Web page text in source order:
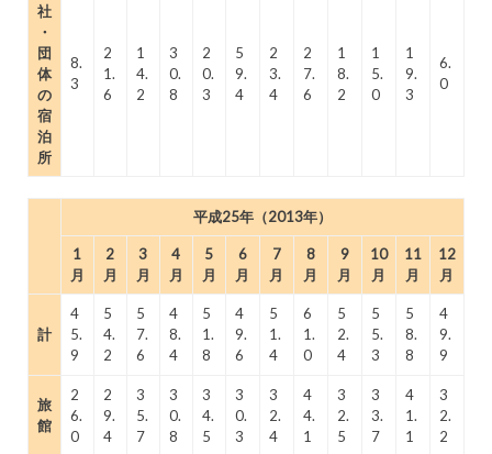
社
・
団
体
の
宿
泊
所
8.
3
2
1.
6
1
4.
2
3
0.
8
2
0.
3
5
9.
4
2
3.
4
2
7.
6
1
8.
2
1
5.
0
1
9.
3
6.
0
平成25年（2013年）
1
月
2
月
3
月
4
月
5
月
6
月
7
月
8
月
9
月
10
月
11
月
12
月
計
4
5.
9
5
4.
2
5
7.
6
4
8.
4
5
1.
8
4
9.
6
5
1.
4
6
1.
0
5
2.
4
5
5.
3
5
8.
8
4
9.
9
旅
館
2
6.
0
2
9.
4
3
5.
7
3
0.
8
3
4.
5
3
0.
3
3
2.
4
4
4.
1
3
2.
5
3
3.
7
4
1.
1
3
2.
2